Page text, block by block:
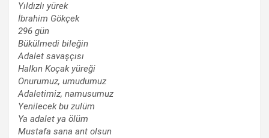
Yıldızlı yürek
İbrahim Gökçek
296 gün
Bükülmedi bileğin
Adalet savaşçısı
Halkın Koçak yüreği
Onurumuz, umudumuz
Adaletimiz, namusumuz
Yenilecek bu zulüm
Ya adalet ya ölüm
Mustafa sana ant olsun